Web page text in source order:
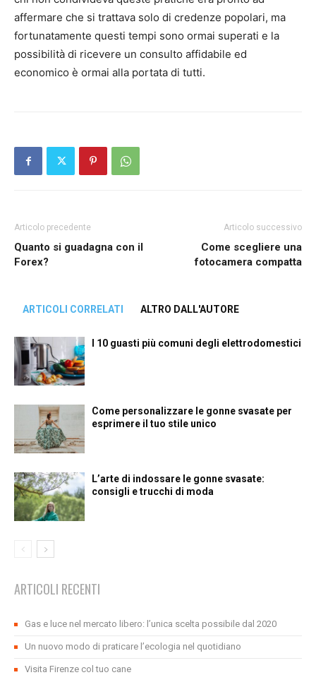
affermare che si trattava solo di credenze popolari, ma
fortunatamente questi tempi sono ormai superati e la
possibilità di ricevere un consulto affidabile ed
economico è ormai alla portata di tutti.
Articolo precedente
Quanto si guadagna con il
Forex?
Articolo successivo
Come scegliere una
fotocamera compatta
ARTICOLI CORRELATI ALTRO DALL'AUTORE
I 10 guasti più comuni degli elettrodomestici
Come personalizzare le gonne svasate per
esprimere il tuo stile unico
L’arte di indossare le gonne svasate:
consigli e trucchi di moda
ARTICOLI RECENTI
Gas e luce nel mercato libero: l’unica scelta possibile dal 2020
Un nuovo modo di praticare l’ecologia nel quotidiano
Visita Firenze col tuo cane